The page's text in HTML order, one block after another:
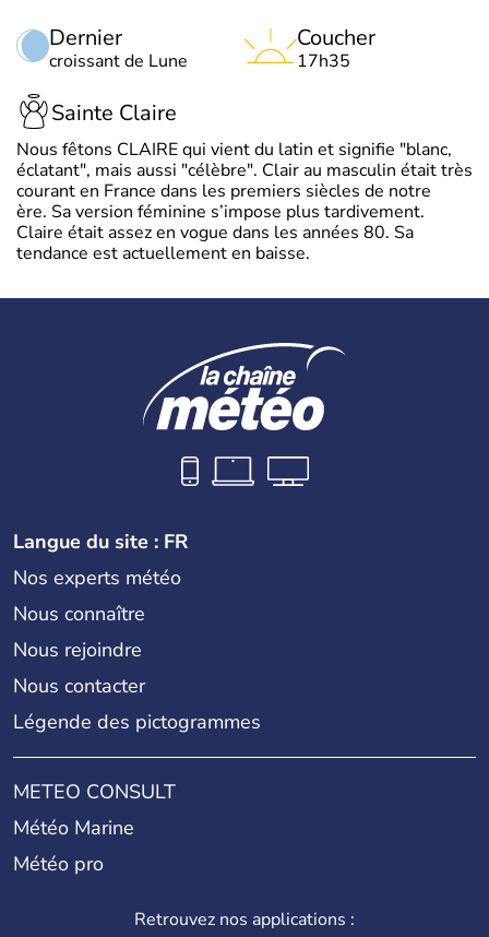
Dernier
croissant de Lune
Coucher
17h35
Sainte Claire
Nous fêtons CLAIRE qui vient du latin et signifie "blanc,
éclatant", mais aussi "célèbre". Clair au masculin était très
courant en France dans les premiers siècles de notre
ère. Sa version féminine s’impose plus tardivement.
Claire était assez en vogue dans les années 80. Sa
tendance est actuellement en baisse.
Langue du site : FR
Nos experts météo
Nous connaître
Nous rejoindre
Nous contacter
Légende des pictogrammes
METEO CONSULT
Météo Marine
Météo pro
Retrouvez nos applications :